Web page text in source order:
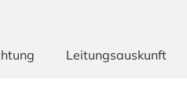
Leitungsauskunft